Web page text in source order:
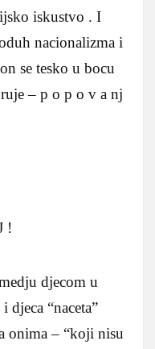
iskustvo . I
nacionalizma i
se tesko u bocu
– p o p o v a nj
!
djecom u
djeca “naceta”
onima – “koji nisu